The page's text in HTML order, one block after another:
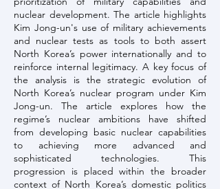
nuclear development. The article highlights
Kim Jong-un's use of military achievements
and nuclear tests as tools to both assert
North Korea’s power internationally and to
reinforce internal legitimacy. A key focus of
the analysis is the strategic evolution of
North Korea’s nuclear program under Kim
Jong-un. The article explores how the
regime’s nuclear ambitions have shifted
from developing basic nuclear capabilities
to achieving more advanced and
sophisticated technologies. This
progression is placed within the broader
context of North Korea’s domestic politics